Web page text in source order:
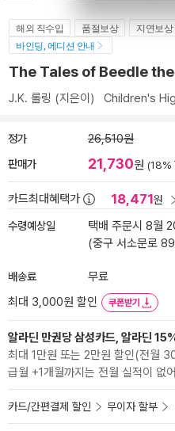
해외 직수입 품절보상 지연보상
바인딩, 에디션 안내
The Tales of Beedle
J.K. 롤링 (지은이) Children's
정가 26,510원
판매가 21,730원 (18%
카드최대혜택가 18,471원
수령예상일
택배 주문시 8월
(중구 서소문로
배송료
무료
최대 3,000원 할인
쿠폰받기
알라딘 만권당 삼성카드, 알라딘
최대 1만원 또는 2만원 할인(전월
급월 +1개월까지는 전월 실적이 없
카드/간편결제 할인 무이자 할부